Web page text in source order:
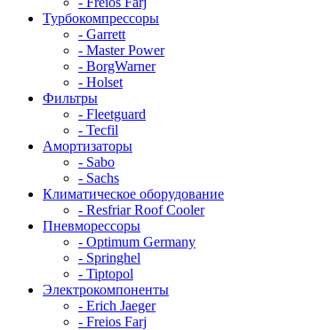
Турбокомпрессоры
- Garrett
- Master Power
- BorgWarner
- Holset
Фильтры
- Fleetguard
- Tecfil
Амортизаторы
- Sabo
- Sachs
Климатическое оборудование
- Resfriar Roof Cooler
Пневморессоры
- Optimum Germany
- Springhel
- Tiptopol
Электрокомпоненты
- Erich Jaeger
- Freios Farj